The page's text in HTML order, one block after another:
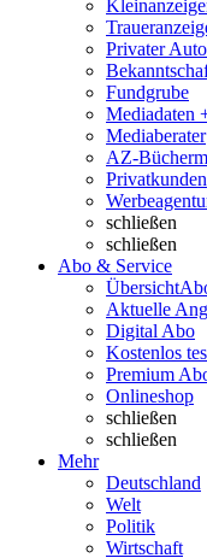
Privater
Fundgrube
Mediadaten
Mediaberater
AZ-
Privatkunden
schließen
schließen
Abo & Service
Übersicht
Aktuelle
Digital Abo
Kostenlos
Premium
Onlineshop
schließen
schließen
Mehr
Deutschland
Welt
Politik
Wirtschaft